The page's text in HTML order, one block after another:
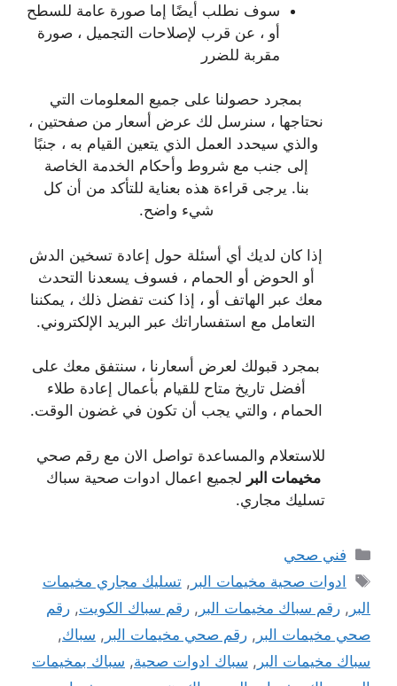
سوف نطلب أيضًا إما صورة عامة للسطح
أو ، عن قرب لإصلاحات التجميل ، صورة
مقربة للضرر
بمجرد حصولنا على جميع المعلومات التي
نحتاجها ، سنرسل لك عرض أسعار من صفحتين ،
والذي سيحدد العمل الذي يتعين القيام به ، جنبًا
إلى جنب مع شروط وأحكام الخدمة الخاصة
بنا. يرجى قراءة هذه بعناية للتأكد من أن كل
شيء واضح.
إذا كان لديك أي أسئلة حول إعادة تسخين الدش
أو الحوض أو الحمام ، فسوف يسعدنا التحدث
معك عبر الهاتف أو ، إذا كنت تفضل ذلك ، يمكننا
التعامل مع استفساراتك عبر البريد الإلكتروني.
بمجرد قبولك لعرض أسعارنا ، سنتفق معك على
أفضل تاريخ متاح للقيام بأعمال إعادة طلاء
الحمام ، والتي يجب أن تكون في غضون الوقت.
للاستعلام والمساعدة تواصل الان مع رقم صحي
مخيمات البر لجميع اعمال ادوات صحية سباك
تسليك مجاري.
التصنيفات
فني صحي
الوسوم
ادوات صحية مخيمات البر ,تسليك مجاري مخيمات
البر , رقم سباك مخيمات البر , رقم سباك الكويت, رقم
صحي مخيمات البر , رقم صحي مخيمات البر , سباك,
سباك مخيمات البر , سباك ادوات صحية, سباك بمخيمات